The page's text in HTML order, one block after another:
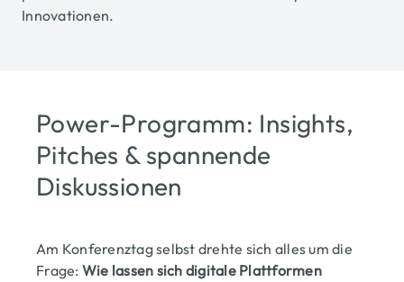
Innovationen.
Power-Programm: Insights,
Pitches & spannende
Diskussionen
Am Konferenztag selbst drehte sich alles um die
Frage: Wie lassen sich digitale Plattformen